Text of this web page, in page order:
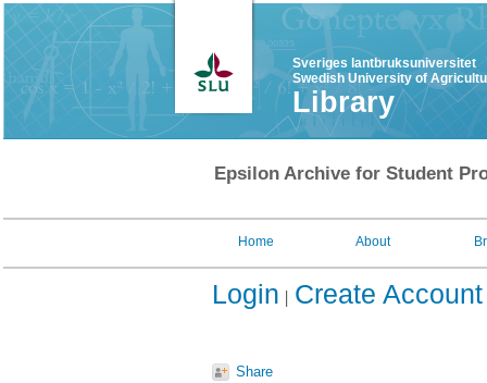
Sveriges lantbruksuniversitet
Swedish University of
Library
Epsilon Archive for Student
Home About
Login Create Account
Share